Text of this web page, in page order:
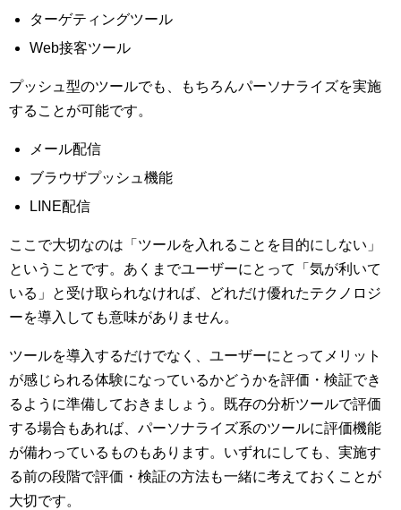
ターゲティングツール
Web接客ツール
プッシュ型のツールでも、もちろんパーソナライズを実施
することが可能です。
メール配信
ブラウザプッシュ機能
LINE配信
ここで大切なのは「ツールを入れることを目的にしない」
ということです。あくまでユーザーにとって「気が利いて
いる」と受け取られなければ、どれだけ優れたテクノロジ
ーを導入しても意味がありません。
ツールを導入するだけでなく、ユーザーにとってメリット
が感じられる体験になっているかどうかを評価・検証でき
るように準備しておきましょう。既存の分析ツールで評価
する場合もあれば、パーソナライズ系のツールに評価機能
が備わっているものもあります。いずれにしても、実施す
る前の段階で評価・検証の方法も一緒に考えておくことが
大切です。